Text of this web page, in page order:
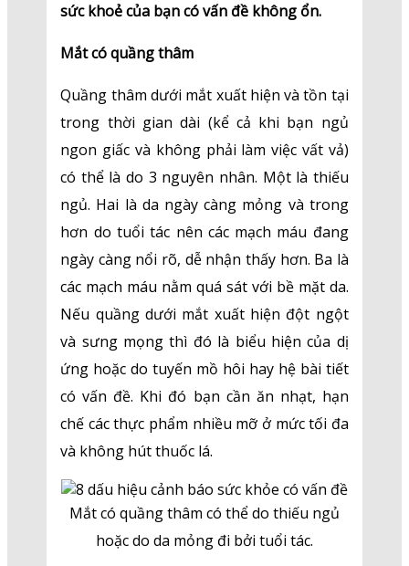
sức khoẻ của bạn có vấn đề không ổn.
Mắt có quầng thâm
Quầng thâm dưới mắt xuất hiện và tồn tại
trong thời gian dài (kể cả khi bạn ngủ
ngon giấc và không phải làm việc vất vả)
có thể là do 3 nguyên nhân. Một là thiếu
ngủ. Hai là da ngày càng mỏng và trong
hơn do tuổi tác nên các mạch máu đang
ngày càng nổi rõ, dễ nhận thấy hơn. Ba là
các mạch máu nằm quá sát với bề mặt da.
Nếu quầng dưới mắt xuất hiện đột ngột
và sưng mọng thì đó là biểu hiện của dị
ứng hoặc do tuyến mồ hôi hay hệ bài tiết
có vấn đề. Khi đó bạn cần ăn nhạt, hạn
chế các thực phẩm nhiều mỡ ở mức tối đa
và không hút thuốc lá.
Mắt có quầng thâm có thể do thiếu ngủ
hoặc do da mỏng đi bởi tuổi tác.